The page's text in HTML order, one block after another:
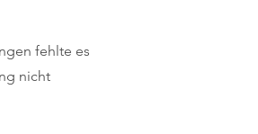
fehlte es
nicht